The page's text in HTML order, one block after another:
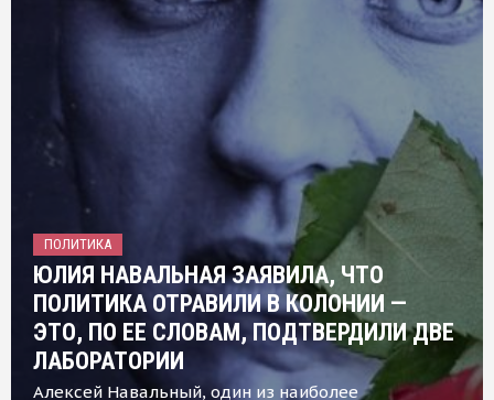
ПОЛИТИКА
ЮЛИЯ НАВАЛЬНАЯ ЗАЯВИЛА, ЧТО
ПОЛИТИКА ОТРАВИЛИ В КОЛОНИИ —
ЭТО, ПО ЕЕ СЛОВАМ, ПОДТВЕРДИЛИ ДВЕ
ЛАБОРАТОРИИ
Алексей Навальный, один из наиболее